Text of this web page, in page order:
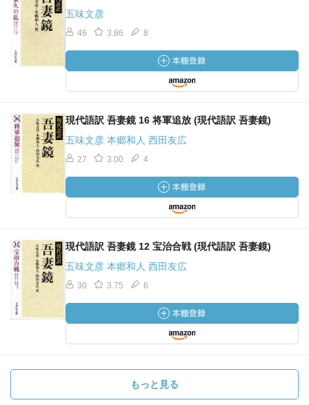
五味文彦
46 3.86 8
現代語訳 吾妻鏡 16 将軍追放 (現代語訳 吾妻鏡)
五味文彦 本郷和人 西田友広
27 3.00 4
現代語訳 吾妻鏡 12 宝治合戦 (現代語訳 吾妻鏡)
五味文彦 本郷和人 西田友広
30 3.75 6
もっと見る